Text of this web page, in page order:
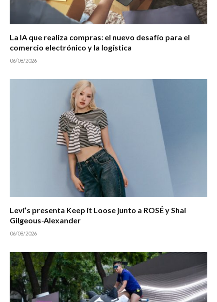
La IA que realiza compras: el nuevo desafío para el
comercio electrónico y la logística
06/08/2026
Levi’s presenta Keep it Loose junto a ROSÉ y Shai
Gilgeous-Alexander
06/08/2026